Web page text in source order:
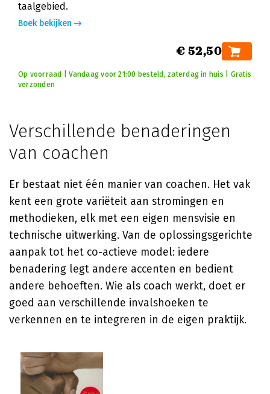
taalgebied.
Boek bekijken
€ 52,50
Op voorraad | Vandaag voor 21:00 besteld, zaterdag in huis | Gratis
verzonden
Verschillende benaderingen
van coachen
Er bestaat niet één manier van coachen. Het vak
kent een grote variëteit aan stromingen en
methodieken, elk met een eigen mensvisie en
technische uitwerking. Van de oplossingsgerichte
aanpak tot het co-actieve model: iedere
benadering legt andere accenten en bedient
andere behoeften. Wie als coach werkt, doet er
goed aan verschillende invalshoeken te
verkennen en te integreren in de eigen praktijk.